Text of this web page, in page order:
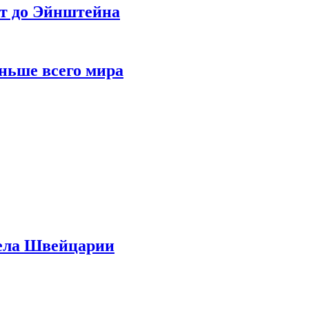
до Эйнштейна
всего мира
Швейцарии